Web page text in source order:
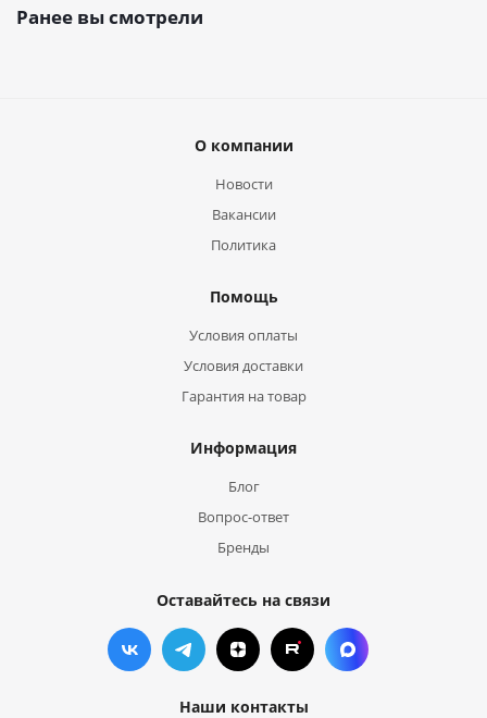
Ранее вы смотрели
О компании
Новости
Вакансии
Политика
Помощь
Условия оплаты
Условия доставки
Гарантия на товар
Информация
Блог
Вопрос-ответ
Бренды
Оставайтесь на связи
Наши контакты